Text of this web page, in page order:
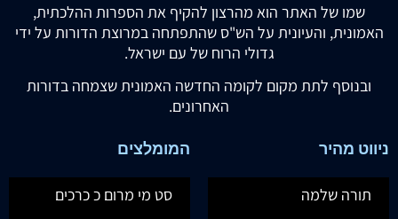
שמו של האתר הוא מהרצון להקיף את הספרות ההלכתית,
האמונית, והעיונית על הש"ס שהתפתחה במרוצת הדורות על ידי
גדולי הרוח של עם ישראל.
ובנוסף לתת מקום לקומה החדשה האמונית שצמחה בדורות
האחרונים.
ניווט מהיר
תורה שלמה
המומלצים
סט מי מרום כ כרכים